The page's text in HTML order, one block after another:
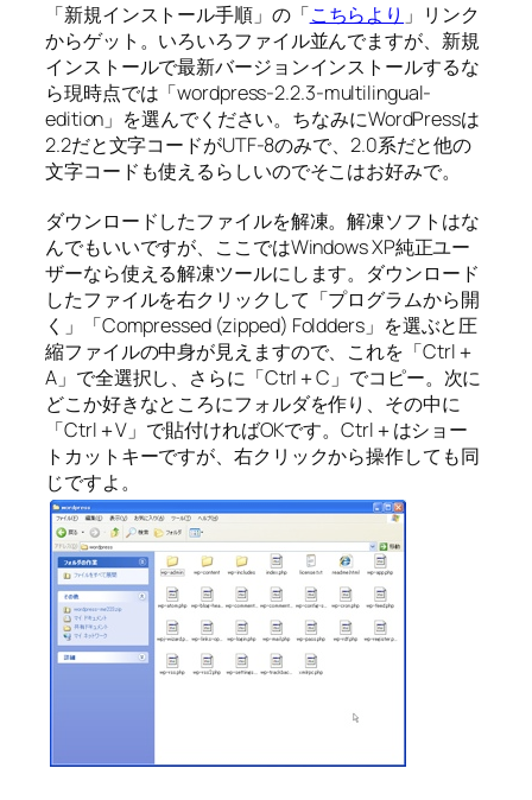
「新規インストール手順」の「こちらより 」リンク
からゲット。いろいろファイル並んでますが、新規
インストールで最新バージョンインストールするな
ら現時点では「wordpress-2.2.3-multilingual-
edition」を選んでください。ちなみにWordPressは
2.2だと文字コードがUTF-8のみで、2.0系だと他の
文字コードも使えるらしいのでそこはお好みで。
ダウンロードしたファイルを解凍。解凍ソフトはな
んでもいいですが、ここではWindows XP純正ユー
ザーなら使える解凍ツールにします。ダウンロード
したファイルを右クリックして「プログラムから開
く」「Compressed (zipped) Foldders」を選ぶと圧
縮ファイルの中身が見えますので、これを「Ctrl＋
A」で全選択し、さらに「Ctrl＋C」でコピー。次に
どこか好きなところにフォルダを作り、その中に
「Ctrl＋V」で貼付ければOKです。Ctrl＋はショー
トカットキーですが、右クリックから操作しても同
じですよ。